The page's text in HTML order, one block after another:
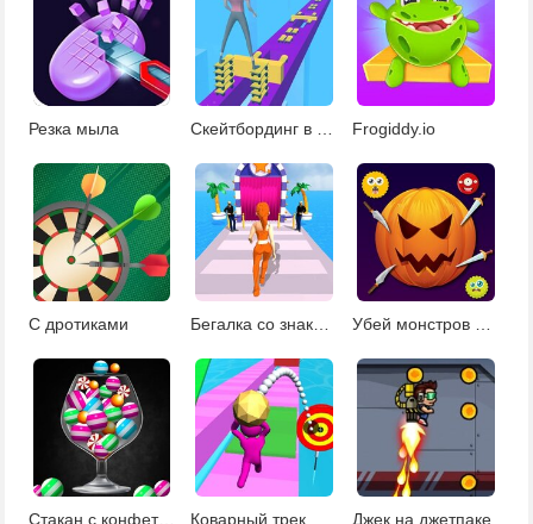
Резка мыла Frogiddy.io
С дротиками Бегалка со знаками зодиака
Стакан с конфетами Коварный трек Джек на джетпаке